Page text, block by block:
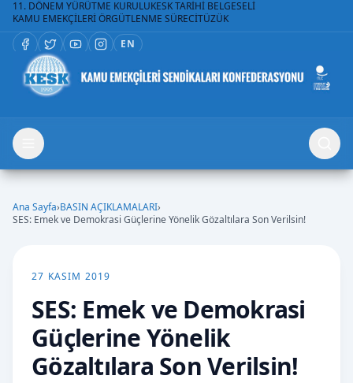
11. DÖNEM YÜRÜTME KURULUKESK TARİHİ BELGESELİ
KAMU EMEKÇİLERİ ÖRGÜTLENME SÜRECİTÜZÜK
EN
Ana Sayfa›BASIN AÇIKLAMALARI›
SES: Emek ve Demokrasi Güçlerine Yönelik Gözaltılara Son Verilsin!
27 KASIM 2019
SES: Emek ve Demokrasi
Güçlerine Yönelik
Gözaltılara Son Verilsin!